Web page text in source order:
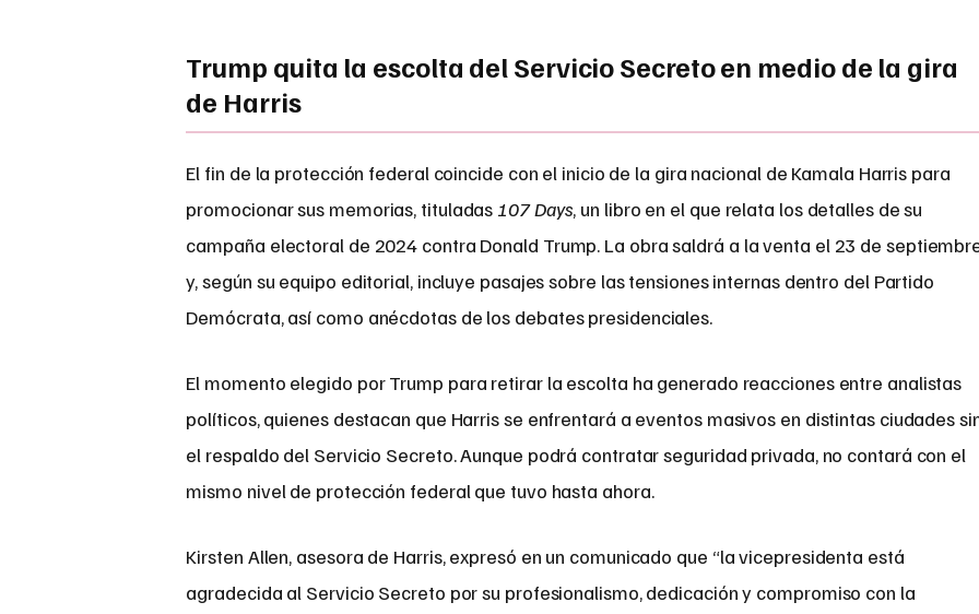
Trump quita la escolta del Servicio Secreto en medio de la gira
de Harris
El fin de la protección federal coincide con el inicio de la gira nacional de Kamala Harris para
promocionar sus memorias, tituladas 107 Days, un libro en el que relata los detalles de su
campaña electoral de 2024 contra Donald Trump. La obra saldrá a la venta el 23 de
y, según su equipo editorial, incluye pasajes sobre las tensiones internas dentro del Partido
Demócrata, así como anécdotas de los debates presidenciales.
El momento elegido por Trump para retirar la escolta ha generado reacciones entre analistas
políticos, quienes destacan que Harris se enfrentará a eventos masivos en distintas ciudades
el respaldo del Servicio Secreto. Aunque podrá contratar seguridad privada, no contará con el
mismo nivel de protección federal que tuvo hasta ahora.
Kirsten Allen, asesora de Harris, expresó en un comunicado que “la vicepresidenta está
agradecida al Servicio Secreto por su profesionalismo, dedicación y compromiso con la